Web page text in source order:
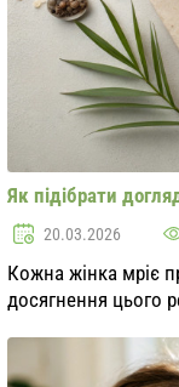
Як підібрати
20.03.2026
Кожна жінка мріє
досягнення цього
фактором, що